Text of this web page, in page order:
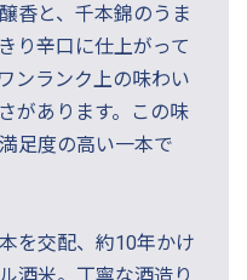
香と、千本錦のうま
り辛口に仕上がって
ンランク上の味わい
があります。この味
足度の高い一本で
を交配、約10年かけ
酒米。丁寧な酒造り